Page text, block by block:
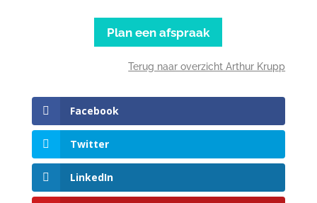
Plan een afspraak
Terug naar overzicht Arthur Krupp
Facebook
Twitter
LinkedIn